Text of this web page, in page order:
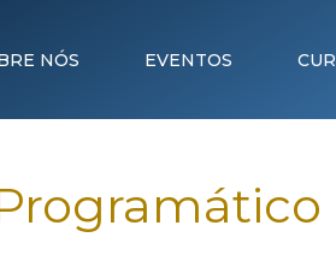
NÓS EVENTOS